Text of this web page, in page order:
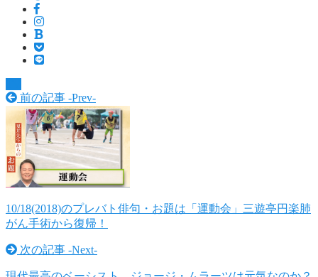
前の記事 -Prev-
10/18(2018)のプレバト俳句・お題は「運動会」三遊亭円楽肺
がん手術から復帰！
次の記事 -Next-